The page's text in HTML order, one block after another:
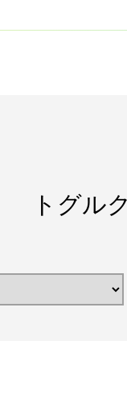
トグル